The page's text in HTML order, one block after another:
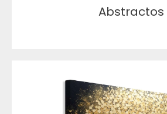
Abstractos